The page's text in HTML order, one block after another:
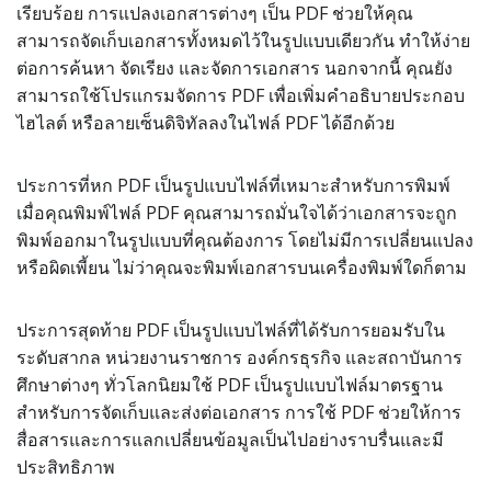
เรียบร้อย การแปลงเอกสารต่างๆ เป็น PDF ช่วยให้คุณ
สามารถจัดเก็บเอกสารทั้งหมดไว้ในรูปแบบเดียวกัน ทำให้ง่าย
ต่อการค้นหา จัดเรียง และจัดการเอกสาร นอกจากนี้ คุณยัง
สามารถใช้โปรแกรมจัดการ PDF เพื่อเพิ่มคำอธิบายประกอบ
ไฮไลต์ หรือลายเซ็นดิจิทัลลงในไฟล์ PDF ได้อีกด้วย
ประการที่หก PDF เป็นรูปแบบไฟล์ที่เหมาะสำหรับการพิมพ์
เมื่อคุณพิมพ์ไฟล์ PDF คุณสามารถมั่นใจได้ว่าเอกสารจะถูก
พิมพ์ออกมาในรูปแบบที่คุณต้องการ โดยไม่มีการเปลี่ยนแปลง
หรือผิดเพี้ยน ไม่ว่าคุณจะพิมพ์เอกสารบนเครื่องพิมพ์ใดก็ตาม
ประการสุดท้าย PDF เป็นรูปแบบไฟล์ที่ได้รับการยอมรับใน
ระดับสากล หน่วยงานราชการ องค์กรธุรกิจ และสถาบันการ
ศึกษาต่างๆ ทั่วโลกนิยมใช้ PDF เป็นรูปแบบไฟล์มาตรฐาน
สำหรับการจัดเก็บและส่งต่อเอกสาร การใช้ PDF ช่วยให้การ
สื่อสารและการแลกเปลี่ยนข้อมูลเป็นไปอย่างราบรื่นและมี
ประสิทธิภาพ